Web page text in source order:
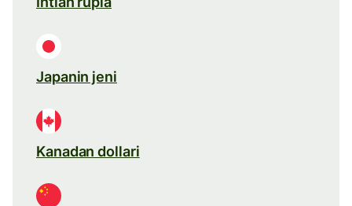
Japanin jeni
Kanadan dollari